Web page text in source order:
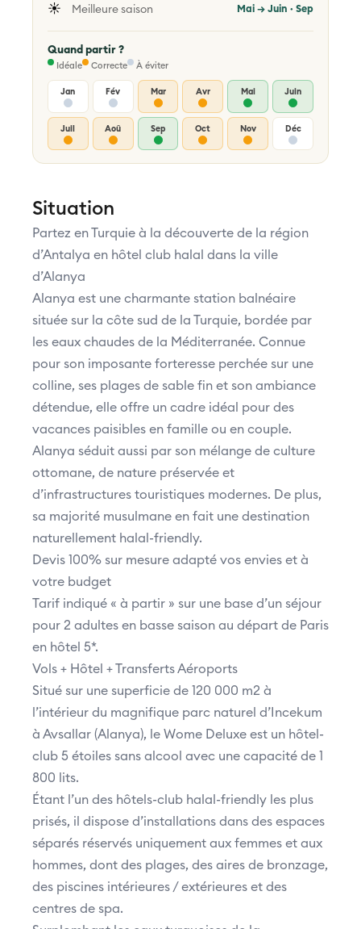
☀️ Meilleure saison Mai → Juin · Sep
Quand partir ?
Idéale Correcte À éviter
Jan Fév Mar Avr Mai Juin
Juil Aoû Sep Oct Nov Déc
Situation
Partez en Turquie à la découverte de la région
d’Antalya en hôtel club halal dans la ville
d’Alanya
Alanya est une charmante station balnéaire
située sur la côte sud de la Turquie, bordée par
les eaux chaudes de la Méditerranée. Connue
pour son imposante forteresse perchée sur une
colline, ses plages de sable fin et son ambiance
détendue, elle offre un cadre idéal pour des
vacances paisibles en famille ou en couple.
Alanya séduit aussi par son mélange de culture
ottomane, de nature préservée et
d’infrastructures touristiques modernes. De plus,
sa majorité musulmane en fait une destination
naturellement halal-friendly.
Devis 100% sur mesure adapté vos envies et à
votre budget
Tarif indiqué « à partir » sur une base d’un séjour
pour 2 adultes en basse saison au départ de Paris
en hôtel 5*.
Vols + Hôtel + Transferts Aéroports
Situé sur une superficie de 120 000 m2 à
l’intérieur du magnifique parc naturel d’Incekum
à Avsallar (Alanya), le Wome Deluxe est un hôtel-
club 5 étoiles sans alcool avec une capacité de 1
800 lits.
Étant l’un des hôtels-club halal-friendly les plus
prisés, il dispose d’installations dans des espaces
séparés réservés uniquement aux femmes et aux
hommes, dont des plages, des aires de bronzage,
des piscines intérieures / extérieures et des
centres de spa.